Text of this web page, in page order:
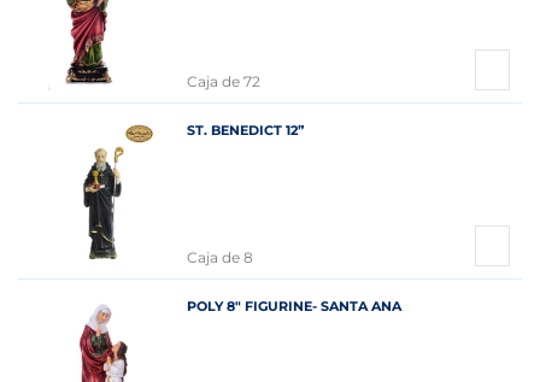
Caja de 72
ST. BENEDICT 12”
Caja de 8
POLY 8" FIGURINE- SANTA ANA